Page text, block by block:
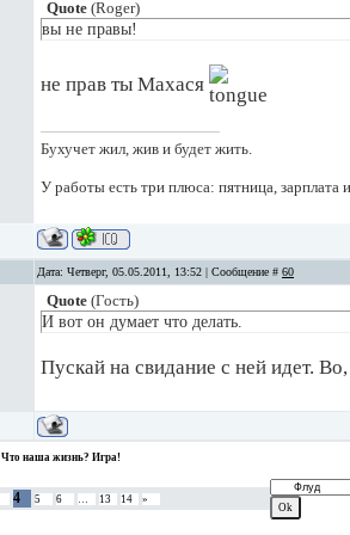
Quote (Roger)
вы не правы!
не прав ты Махася
Бухучет жил, жив и будет жить.
У работы есть три плюса: пятница, зарплата
Дата: Четверг, 05.05.2011, 13:52 | Сообщение # 60
Quote (Гость)
И вот он думает что делать.
Пускай на свидание с ней идет.
Что наша жизнь? Игра!
4 5 6 … 13 14 »